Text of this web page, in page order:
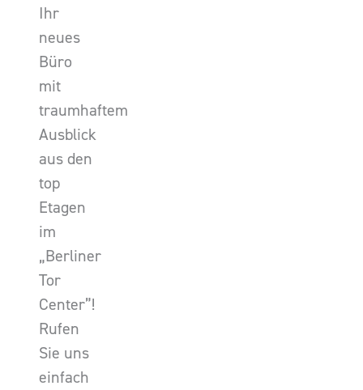
Ihr
neues
Büro
mit
traumhaftem
Ausblick
aus den
top
Etagen
im
„Berliner
Tor
Center”!
Rufen
Sie uns
einfach